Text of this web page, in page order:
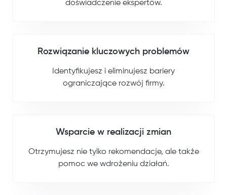
doświadczenie ekspertów.
Rozwiązanie kluczowych problemów
Identyfikujesz i eliminujesz bariery
ograniczające rozwój firmy.
Wsparcie w realizacji zmian
Otrzymujesz nie tylko rekomendacje, ale także
pomoc we wdrożeniu działań.